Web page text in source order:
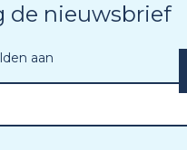
de nieuwsbrief
aan